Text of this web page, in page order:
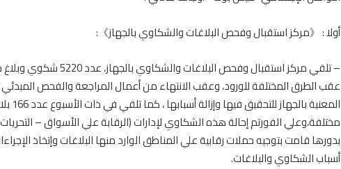
أولا : 《مركز استقبال وفحص البلاغات والشكاوي بالجهاز》:
– تلقي مركز استقبال وفحص
عقب الطرق المختلفة للورود، وعقب الانتهاء من أعمال المراجعة والفحص المبدئي
مختلفة،وعلي الفورتم إحالة هذه الشكاوي لإدارات (الرقابة علي الأسواق –
بدورها قامت بتوجيه حملات رقابية علي المناطق الوارد منها البلاغات وإتخاذ
أسباب الشكاوي والبلاغات.